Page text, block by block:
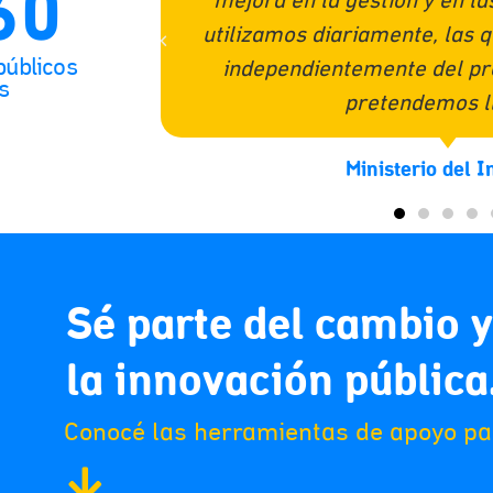
mejorar
al que
aquellos grupos cuyos
COCAP
Sé parte del cambio
la innovación
Conocé las herramientas de apoyo